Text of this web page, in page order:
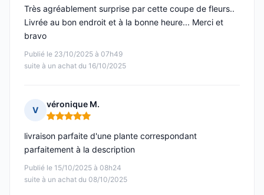
Publié le 23/10/2025 à 07h49
suite à un achat du 16/10/2025
Très agréablement surprise par cette coupe de fleurs..
Livrée au bon endroit et à la bonne heure... Merci et
bravo
V
véronique M.
Note : 5 sur 5
Publié le 15/10/2025 à 08h24
suite à un achat du 08/10/2025
livraison parfaite d'une plante correspondant
parfaitement à la description